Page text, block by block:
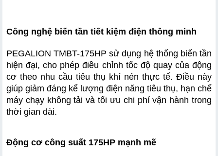
Công nghệ biến tần tiết kiệm điện thông minh
PEGALION TMBT-175HP sử dụng hệ thống biến tần
hiện đại, cho phép điều chỉnh tốc độ quay của động
cơ theo nhu cầu tiêu thụ khí nén thực tế. Điều này
giúp giảm đáng kể lượng điện năng tiêu thụ, hạn chế
máy chạy không tải và tối ưu chi phí vận hành trong
thời gian dài.
Động cơ công suất 175HP mạnh mẽ